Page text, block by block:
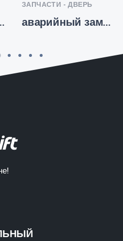
порог
ЗАПЧАСТИ - ДВЕРЬ
аварийный замок-разблокировка-веревка-1.5 - HTM-SP-027